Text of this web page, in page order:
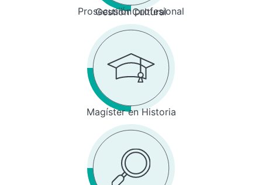
Prosecusión profesional
Gestión Cultural
Magíster en Historia